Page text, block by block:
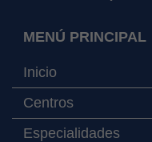
MENÚ PRINCIPAL
Inicio
Centros
Especialidades